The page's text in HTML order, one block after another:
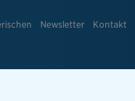
Newsletter Kontakt